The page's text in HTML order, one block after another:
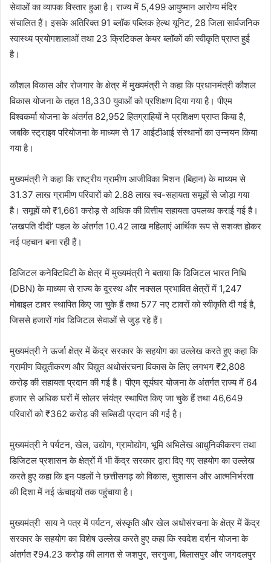
सेवाओं का व्यापक विस्तार हुआ है। राज्य में 5,499 आयुष्मान आरोग्य मंदिर
संचालित हैं। इसके अतिरिक्त 91 ब्लॉक पब्लिक हेल्थ यूनिट, 28 जिला सार्वजनिक
स्वास्थ्य प्रयोगशालाओं तथा 23 क्रिटिकल केयर ब्लॉकों की स्वीकृति प्राप्त हुई
है।
कौशल विकास और रोजगार के क्षेत्र में मुख्यमंत्री ने कहा कि प्रधानमंत्री कौशल
विकास योजना के तहत 18,330 युवाओं को प्रशिक्षण दिया गया है। पीएम
विश्वकर्मा योजना के अंतर्गत 82,952 हितग्राहियों ने प्रशिक्षण प्राप्त किया है,
जबकि स्ट्राइव परियोजना के माध्यम से 17 आईटीआई संस्थानों का उन्नयन किया
गया है।
मुख्यमंत्री ने कहा कि राष्ट्रीय ग्रामीण आजीविका मिशन (बिहान) के माध्यम से
31.37 लाख ग्रामीण परिवारों को 2.88 लाख स्व-सहायता समूहों से जोड़ा गया
है। समूहों को ₹1,661 करोड़ से अधिक की वित्तीय सहायता उपलब्ध कराई गई है।
‘लखपति दीदी’ पहल के अंतर्गत 10.42 लाख महिलाएं आर्थिक रूप से सशक्त होकर
नई पहचान बना रही हैं।
डिजिटल कनेक्टिविटी के क्षेत्र में मुख्यमंत्री ने बताया कि डिजिटल भारत निधि
(DBN) के माध्यम से राज्य के दूरस्थ और नक्सल प्रभावित क्षेत्रों में 1,247
मोबाइल टावर स्थापित किए जा चुके हैं तथा 577 नए टावरों को स्वीकृति दी गई है,
जिससे हजारों गांव डिजिटल सेवाओं से जुड़ रहे हैं।
मुख्यमंत्री ने ऊर्जा क्षेत्र में केंद्र सरकार के सहयोग का उल्लेख करते हुए कहा कि
ग्रामीण विद्युतीकरण और विद्युत अधोसंरचना विकास के लिए लगभग ₹2,808
करोड़ की सहायता प्रदान की गई है। पीएम सूर्यघर योजना के अंतर्गत राज्य में 64
हजार से अधिक घरों में सोलर संयंत्र स्थापित किए जा चुके हैं तथा 46,649
परिवारों को ₹362 करोड़ की सब्सिडी प्रदान की गई है।
मुख्यमंत्री ने पर्यटन, खेल, उद्योग, ग्रामोद्योग, भूमि अभिलेख आधुनिकीकरण तथा
डिजिटल प्रशासन के क्षेत्रों में भी केंद्र सरकार द्वारा दिए गए सहयोग का उल्लेख
करते हुए कहा कि इन पहलों ने छत्तीसगढ़ को विकास, सुशासन और आत्मनिर्भरता
की दिशा में नई ऊंचाइयों तक पहुंचाया है।
मुख्यमंत्री साय ने पत्र में पर्यटन, संस्कृति और खेल अधोसंरचना के क्षेत्र में केंद्र
सरकार के सहयोग का विशेष उल्लेख करते हुए कहा कि स्वदेश दर्शन योजना के
अंतर्गत ₹94.23 करोड़ की लागत से जशपुर, सरगुजा, बिलासपुर और जगदलपुर